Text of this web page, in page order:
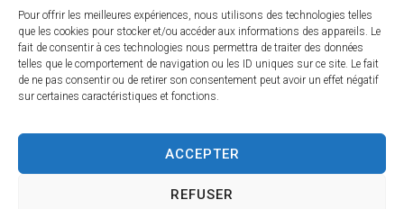
Pour offrir les meilleures expériences, nous utilisons des technologies telles
que les cookies pour stocker et/ou accéder aux informations des appareils. Le
fait de consentir à ces technologies nous permettra de traiter des données
telles que le comportement de navigation ou les ID uniques sur ce site. Le fait
de ne pas consentir ou de retirer son consentement peut avoir un effet négatif
sur certaines caractéristiques et fonctions.
ACCEPTER
REFUSER
Alexandre, 1er
étage,
72340 Loir en
Vallée
02 52 22 72 98
Découvrir
Économie
Pratique
Sport, Loisir,
Télécharger
sur Google
Play
sur l’App